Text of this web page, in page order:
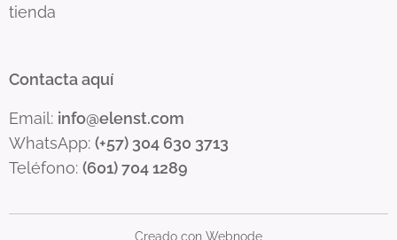
tienda
Contacta aquí
Email: info@elenst.com
WhatsApp: (+57) 304 630 3713
Teléfono: (601) 704 1289
Creado con Webnode